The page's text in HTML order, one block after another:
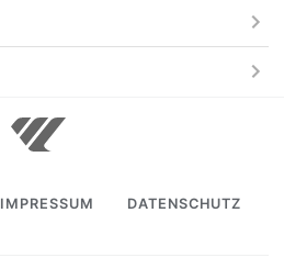
IMPRESSUM DATENSCHUTZ